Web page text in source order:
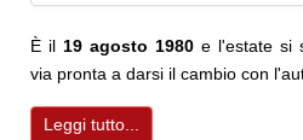
È il 19 agosto 1980 e l'estate si
via pronta a darsi il cambio con
Leggi tutto...